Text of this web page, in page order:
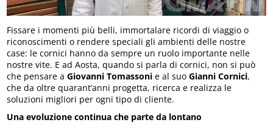
Fissare i momenti più belli, immortalare ricordi di viaggio o
riconoscimenti o rendere speciali gli ambienti delle nostre
case: le cornici hanno da sempre un ruolo importante nelle
nostre vite. E ad Aosta, quando si parla di cornici, non si può
che pensare aGiovanni Tomassoni e al suoGianni Cornici,
che da oltre quarant’anni progetta, ricerca e realizza le
soluzioni migliori per ogni tipo di cliente.
Una evoluzione continua che parte da lontano